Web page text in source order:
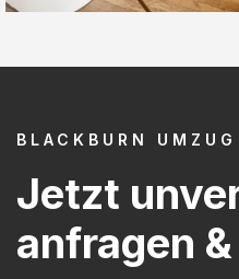
BLACKBURN
Jetzt
anfragen